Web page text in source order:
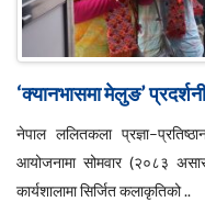
‘क्यानभासमा मेलुङ’
नेपाल ललितकला
आयोजनामा सोमवार (२०८३
कार्यशालामा सिर्जित कलाकृतिको ..